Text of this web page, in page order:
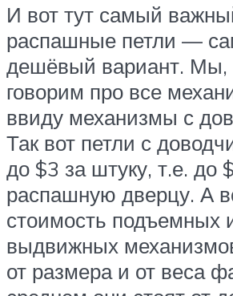
И вот тут самый
распашные петли —
дешёвый вариант. Мы,
говорим про все
ввиду механизмы с
Так вот петли с
до $3 за штуку, т.е. до
распашную дверцу. А
стоимость подъемных
выдвижных
от размера и от веса